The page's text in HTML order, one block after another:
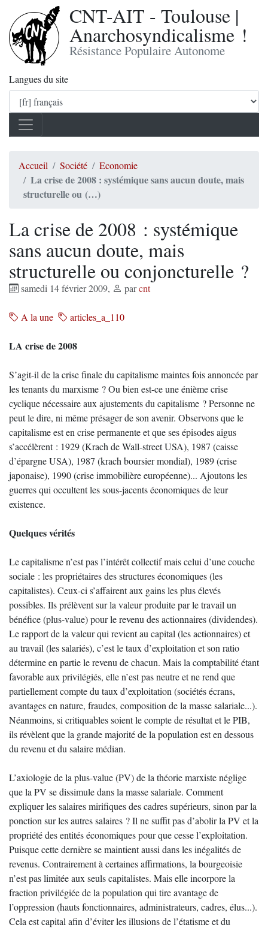
CNT-AIT - Toulouse |
Anarchosyndicalisme !
Résistance Populaire Autonome
Langues du site
Accueil Société Economie
La crise de 2008 : systémique sans aucun doute, mais
structurelle ou (…)
La crise de 2008 : systémique
sans aucun doute, mais
structurelle ou conjoncturelle ?
samedi 14 février 2009, parcnt
A la une articles_a_110
LA crise de 2008
S’agit-il de la crise finale du capitalisme maintes fois annoncée par
les tenants du marxisme ? Ou bien est-ce une énième crise
cyclique nécessaire aux ajustements du capitalisme ? Personne ne
peut le dire, ni même présager de son avenir. Observons que le
capitalisme est en crise permanente et que ses épisodes aigus
s’accélèrent : 1929 (Krach de Wall-street USA), 1987 (caisse
d’épargne USA), 1987 (krach boursier mondial), 1989 (crise
japonaise), 1990 (crise immobilière européenne)... Ajoutons les
guerres qui occultent les sous-jacents économiques de leur
existence.
Quelques vérités
Le capitalisme n’est pas l’intérêt collectif mais celui d’une couche
sociale : les propriétaires des structures économiques (les
capitalistes). Ceux-ci s’affairent aux gains les plus élevés
possibles. Ils prélèvent sur la valeur produite par le travail un
bénéfice (plus-value) pour le revenu des actionnaires (dividendes).
Le rapport de la valeur qui revient au capital (les actionnaires) et
au travail (les salariés), c’est le taux d’exploitation et son ratio
détermine en partie le revenu de chacun. Mais la comptabilité étant
favorable aux privilégiés, elle n’est pas neutre et ne rend que
partiellement compte du taux d’exploitation (sociétés écrans,
avantages en nature, fraudes, composition de la masse salariale...).
Néanmoins, si critiquables soient le compte de résultat et le PIB,
ils révèlent que la grande majorité de la population est en dessous
du revenu et du salaire médian.
L’axiologie de la plus-value (PV) de la théorie marxiste néglige
que la PV se dissimule dans la masse salariale. Comment
expliquer les salaires mirifiques des cadres supérieurs, sinon par la
ponction sur les autres salaires ? Il ne suffit pas d’abolir la PV et la
propriété des entités économiques pour que cesse l’exploitation.
Puisque cette dernière se maintient aussi dans les inégalités de
revenus. Contrairement à certaines affirmations, la bourgeoisie
n’est pas limitée aux seuls capitalistes. Mais elle incorpore la
fraction privilégiée de la population qui tire avantage de
l’oppression (hauts fonctionnaires, administrateurs, cadres, élus...).
Cela est capital afin d’éviter les illusions de l’étatisme et du